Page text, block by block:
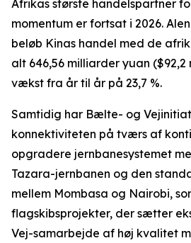
Afrikas største handelspartner
momentum er fortsat i 2026.
beløb Kinas handel med de
alt 646,56 milliarder yuan ($92,2
vækst fra år til år på 23,7 %.
Samtidig har Bælte- og
konnektiviteten på tværs af
opgradere jernbanesystemet
Tazara-jernbanen og den
mellem Mombasa og Nairobi,
flagskibsprojekter, der sætter
Vej-samarbejde af høj kvalitet